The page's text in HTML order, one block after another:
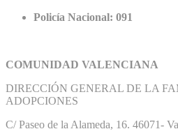
Policía Nacional: 091
COMUNIDAD VALENCIANA
DIRECCIÓN GENERAL DE LA
ADOPCIONES
C/ Paseo de la Alameda, 16. 46071-